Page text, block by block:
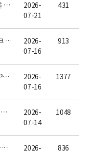
[서울 AI 허브] 2026 상반기 서울 AI 허브 고성능 컴퓨팅 인프라 지원사업 선정 결과 공고
2026-
07-21
431
[서울 AI 허브] SWCC 스마트워크 컨택센터 공동관 참여기업 모집 안내(~7/21 18시까지)
2026-
07-16
913
[선착순 1개사/2026 산업AI EXPO] 서울 AI 허브 공동관 참여기업 모집 안내(~7/20 15시)
2026-
07-16
1377
[2026 산업AI EXPO] 서울 AI 허브 공동관 참여기업 모집 안내(~7/14 18시)
2026-
07-14
1048
2026년 민군협력 AI 연구개발사업 참여기업 모집 안내
2026-
836